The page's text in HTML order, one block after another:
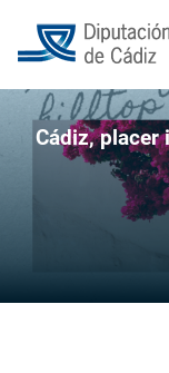
Cádiz, placer